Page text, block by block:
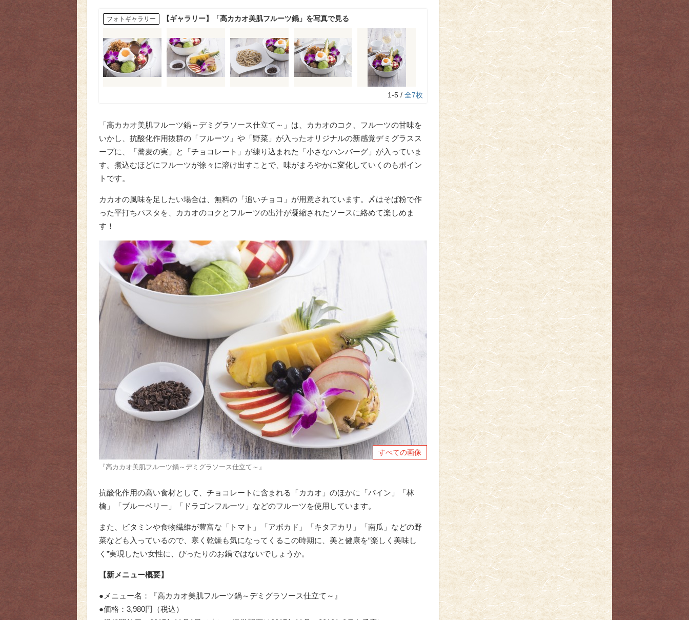
フォトギャラリー 【ギャラリー】「高カカオ美肌フルーツ鍋」を写真で見る
1-5 / 全7枚
「高カカオ美肌フルーツ鍋～デミグラソース仕立て～」は、カカオのコク、フルーツの甘味を
いかし、抗酸化作用抜群の「フルーツ」や「野菜」が入ったオリジナルの新感覚デミグラスス
ープに、「蕎麦の実」と「チョコレート」が練り込まれた「小さなハンバーグ」が入っていま
す。煮込むほどにフルーツが徐々に溶け出すことで、味がまろやかに変化していくのもポイン
トです。
カカオの風味を足したい場合は、無料の「追いチョコ」が用意されています。〆はそば粉で作
った平打ちパスタを、カカオのコクとフルーツの出汁が凝縮されたソースに絡めて楽しめま
す！
すべての画像
『高カカオ美肌フルーツ鍋～デミグラソース仕立て～』
抗酸化作用の高い食材として、チョコレートに含まれる「カカオ」のほかに「パイン」「林
檎」「ブルーベリー」「ドラゴンフルーツ」などのフルーツを使用しています。
また、ビタミンや食物繊維が豊富な「トマト」「アボカド」「キタアカリ」「南瓜」などの野
菜なども入っているので、寒く乾燥も気になってくるこの時期に、美と健康を“楽しく美味し
く”実現したい女性に、ぴったりのお鍋ではないでしょうか。
【新メニュー概要】
●メニュー名：『高カカオ美肌フルーツ鍋～デミグラソース仕立て～』
●価格：3,980円（税込）